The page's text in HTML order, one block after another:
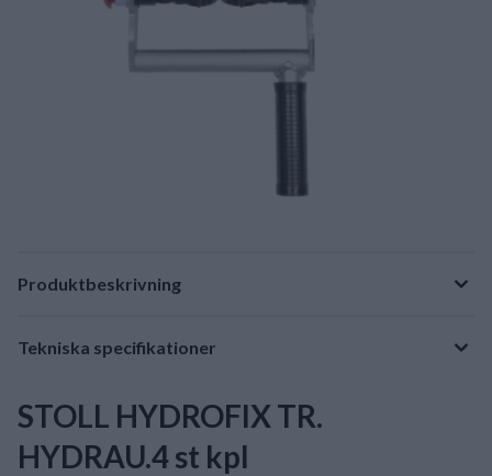
Produktbeskrivning
Tekniska specifikationer
STOLL HYDROFIX TR.
HYDRAU.4 st kpl